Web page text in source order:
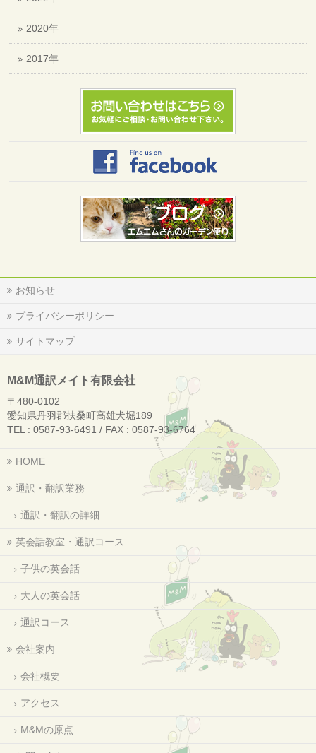
2020年
2017年
お知らせ
プライバシーポリシー
サイトマップ
M&M通訳メイト有限会社
〒480-0102
愛知県丹羽郡扶桑町高雄犬堀189
TEL : 0587-93-6491 / FAX : 0587-93-6764
HOME
通訳・翻訳業務
通訳・翻訳の詳細
英会話教室・通訳コース
子供の英会話
大人の英会話
通訳コース
会社案内
会社概要
アクセス
M&Mの原点